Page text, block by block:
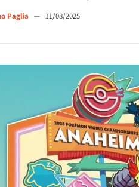
Paglia — 11/08/2025